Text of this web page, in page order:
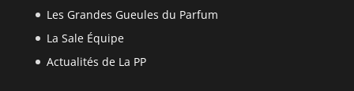
Les Grandes Gueules du Parfum
La Sale Équipe
Actualités de La PP